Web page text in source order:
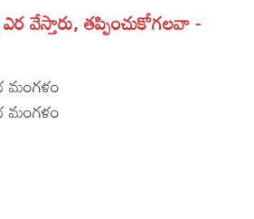
Devotional Songs
Songs
Devotional Songs
Movie Songs
– Movie Songs
వేస్తారు, తప్పించుకోగలవా -
మంగళం
మంగళం